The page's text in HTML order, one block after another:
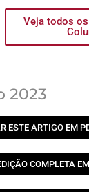
Veja todos
2023
ESTE ARTIGO EM
COMPLETA